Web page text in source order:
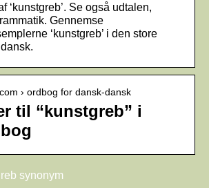
‘kunstgreb’. Se også udtalen,
Gennemse
‘kunstgreb’ i den store
› ordbog for dansk-dansk
til “kunstgreb” i
synonym